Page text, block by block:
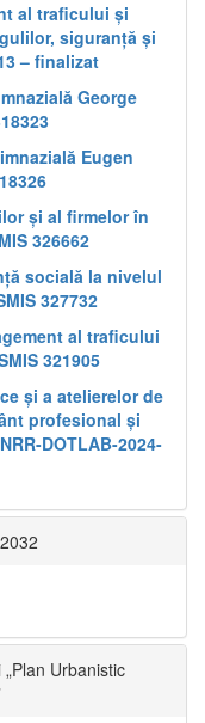
al traficului și
siguranță și
– finalizat
George
Eugen
și al firmelor în
326662
socială la nivelul
327732
al traficului
321905
și a atelierelor de
profesional și
DOTLAB-2024-
Urbanistic